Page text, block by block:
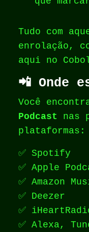
Tudo com
enrolação,
aqui no
📲 Onde
Você
Podcast nas
plataformas:
✅ Spotify
✅ Apple
✅ Amazon
✅ Deezer
✅
✅ Alexa,